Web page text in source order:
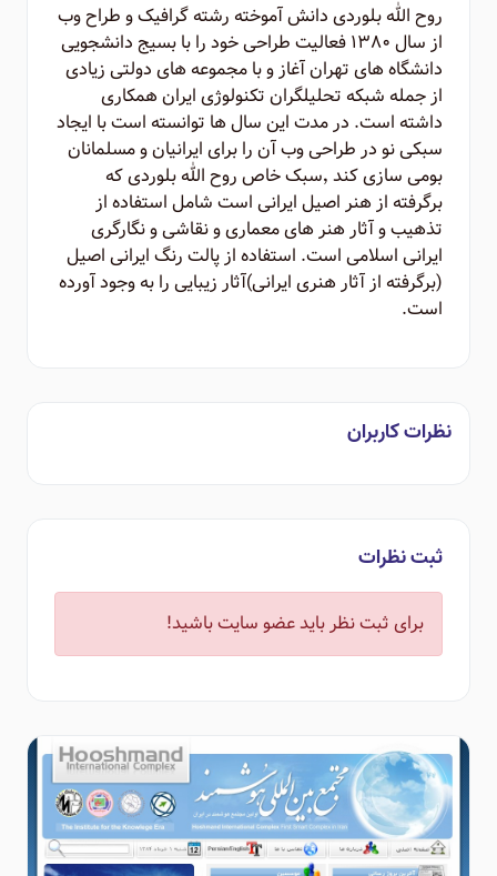
روح الله بلوردی دانش آموخته رشته گرافیک و طراح وب
از سال ۱۳۸۰ فعالیت طراحی خود را با بسیج دانشجویی
دانشگاه های تهران آغاز و با مجموعه های دولتی زیادی
از جمله شبکه تحلیلگران تکنولوژی ایران همکاری
داشته است. در مدت این سال ها توانسته است با ایجاد
سبکی نو در طراحی وب آن را برای ایرانیان و مسلمانان
بومی سازی کند ٬‌سبک خاص روح الله بلوردی که
برگرفته از هنر اصیل ایرانی است شامل استفاده از
تذهیب و آثار هنر های معماری و نقاشی و نگارگری
ایرانی اسلامی است. استفاده از پالت رنگ ایرانی اصیل
(برگرفته از آثار هنری ایرانی)‌آثار زیبایی را به وجود آورده
است.
نظرات کاربران
ثبت نظرات
برای ثبت نظر باید عضو سایت باشید!